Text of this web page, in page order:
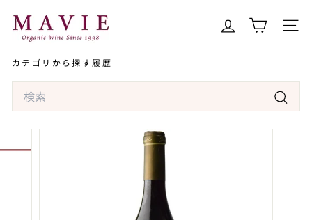
キ
ッ
オ
ー
ニ
ッ
ク
ワ
サイ
カテゴリから探す履歴
Search
検